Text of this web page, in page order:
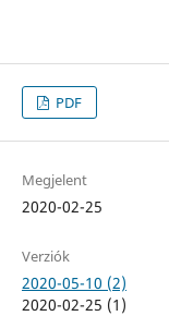
PDF
Megjelent
2020-02-25
Verziók
2020-05-10 (2)
2020-02-25 (1)